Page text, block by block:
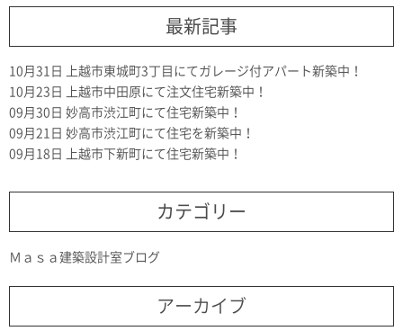
最新記事
10月31日
上越市東城町3丁目にてガレージ付アパート新築中！
10月23日
上越市中田原にて注文住宅新築中！
09月30日 妙高市渋江町にて住宅新築中！
09月21日 妙高市渋江町にて住宅を新築中！
09月18日
上越市下新町にて住宅新築中！
カテゴリー
Ｍａｓａ建築設計室ブログ
アーカイブ